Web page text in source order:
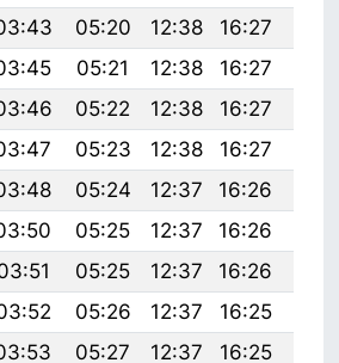
05:20 12:38 16:27
05:21 12:38 16:27
05:22 12:38 16:27
05:23 12:38 16:27
05:24 12:37 16:26
05:25 12:37 16:26
05:25 12:37 16:26
05:26 12:37 16:25
05:27 12:37 16:25